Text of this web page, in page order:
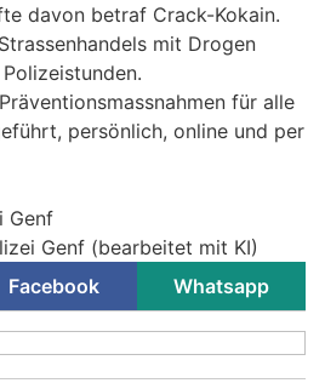
davon betraf Crack-Kokain.
mit Drogen
für alle
persönlich, online und per
Genf
Genf (bearbeitet mit KI)
Facebook Whatsapp